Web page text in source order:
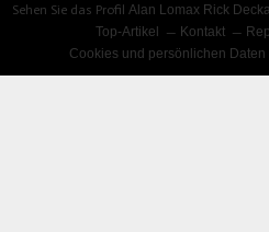
Sehen Sie das ProfilAlan Lomax Rick
Top-Artikel
Kontakt
Cookies und persönlichen Daten